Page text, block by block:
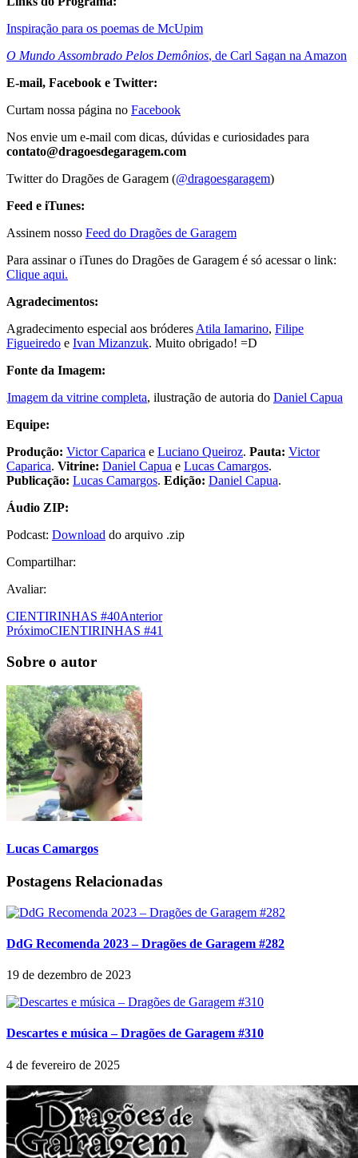
Inspiração para os poemas de McUpim
O Mundo Assombrado Pelos Demônios, de Carl Sagan na Amazon
E-mail, Facebook e Twitter:
Curtam nossa página no Facebook
Nos envie um e-mail com dicas, dúvidas e curiosidades para
contato@dragoesdegaragem.com
Twitter do Dragões de Garagem (@dragoesgaragem)
Feed e iTunes:
Assinem nosso Feed do Dragões de Garagem
Para assinar o iTunes do Dragões de Garagem é só acessar o link:
Clique aqui.
Agradecimentos:
Agradecimento especial aos bróderes Atila Iamarino, Filipe
Figueiredo e Ivan Mizanzuk. Muito obrigado! =D
Fonte da Imagem:
Imagem da vitrine completa, ilustração de autoria do Daniel Capua
Equipe:
Produção: Victor Caparica e Luciano Queiroz. Pauta: Victor
Caparica. Vitrine: Daniel Capua e Lucas Camargos.
Publicação: Lucas Camargos. Edição: Daniel Capua.
Áudio ZIP:
Podcast: Download do arquivo .zip
Compartilhar:
Avaliar:
CIENTIRINHAS #40Anterior
PróximoCIENTIRINHAS #41
Sobre o autor
Lucas Camargos
Postagens Relacionadas
DdG Recomenda 2023 – Dragões de Garagem #282
19 de dezembro de 2023
Descartes e música – Dragões de Garagem #310
4 de fevereiro de 2025